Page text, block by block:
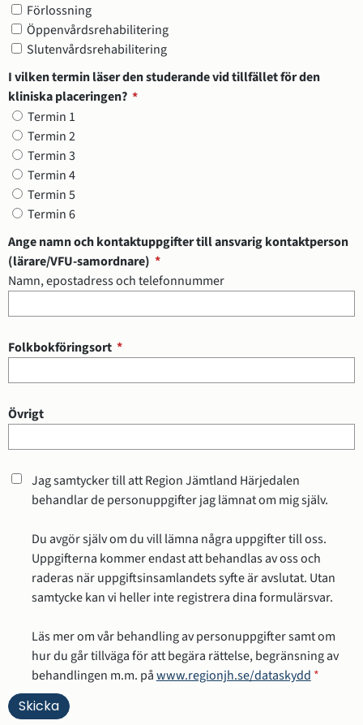
Förlossning
Öppenvårdsrehabilitering
Slutenvårdsrehabilitering
I vilken termin läser den studerande vid tillfället för den
kliniska placeringen? *(obligatorisk)
I vilken termin läser den studerande vid tillfället för den kliniska
Termin 1
Termin 2
Termin 3
Termin 4
Termin 5
Termin 6
Ange namn och kontaktuppgifter till ansvarig kontaktperson
(lärare/VFU-samordnare) *(obligatorisk)
Namn, epostadress och telefonnummer
Folkbokföringsort *(obligatorisk)
Övrigt
Jag samtycker till att Region Jämtland Härjedalen
behandlar de personuppgifter jag lämnat om mig själv.
Du avgör själv om du vill lämna några uppgifter till oss.
Uppgifterna kommer endast att behandlas av oss och
raderas när uppgiftsinsamlandets syfte är avslutat. Utan
samtycke kan vi heller inte registrera dina formulärsvar.
Läs mer om vår behandling av personuppgifter samt om
hur du går tillväga för att begära rättelse, begränsning av
behandlingen m.m. påwww.regionjh.se/dataskydd *